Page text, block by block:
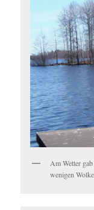
Am Wetter
wenigen